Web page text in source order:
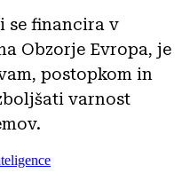
se financira v
Obzorje Evropa, je
postopkom in
varnost